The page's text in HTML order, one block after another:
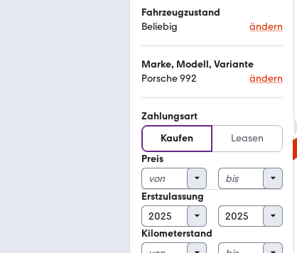
Fahrzeugzustand
Beliebig
ändern
Marke, Modell, Variante
Porsche 992
ändern
Zahlungsart
Kaufen
Leasen
Preis
Erstzulassung
Kilometerstand